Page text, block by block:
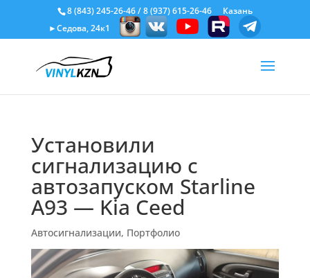
8 (843) 245-26-46/8 (937) 615-26-46
Казань
►Седова, 24к1
Установили
сигнализацию с
автозапуском Starline
A93 — Kia Ceed
Автосигнализации, Портфолио